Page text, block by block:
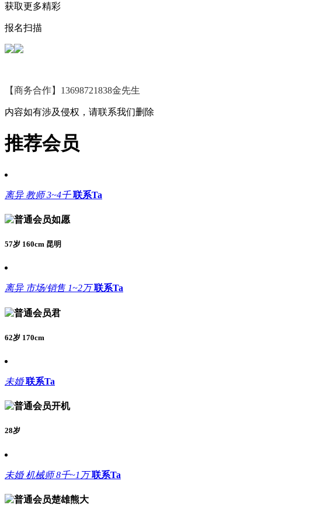
获取更多精彩
报名扫描
【商务合作】13698721838金先生
内容如有涉及侵权，请联系我们删除
推荐会员
离异 教师3~4千联系Ta
如愿
57岁 160cm 昆明
离异 市场/销售 1~2万联系Ta
君
62岁 170cm
未婚联系Ta
开机
28岁
未婚机械师8千~1万联系Ta
楚雄熊大